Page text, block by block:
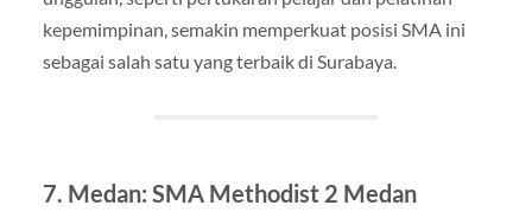
kepemimpinan, semakin memperkuat posisi SMA ini
sebagai salah satu yang terbaik di Surabaya.
7. Medan: SMA Methodist 2 Medan